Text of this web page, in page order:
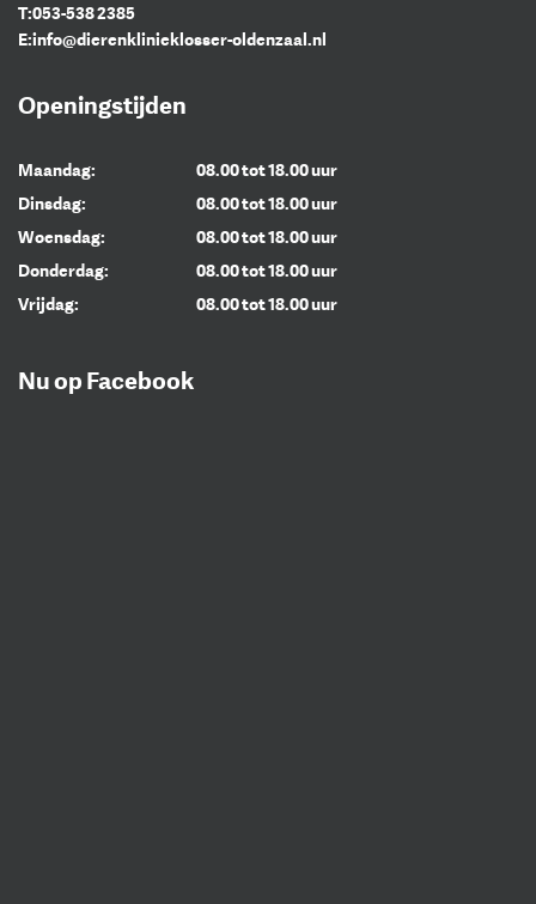
T:053-538 2385
E:info@dierenklinieklosser-oldenzaal.nl
Openingstijden
Maandag:
Dinsdag:
Woensdag:
Donderdag:
Vrijdag:
08.00 tot 18.00 uur
08.00 tot 18.00 uur
08.00 tot 18.00 uur
08.00 tot 18.00 uur
08.00 tot 18.00 uur
Nu op Facebook